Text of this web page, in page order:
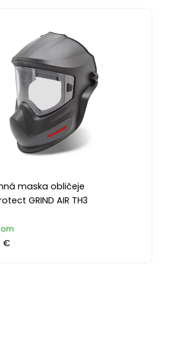
maska obličeje
GRIND AIR TH3
€